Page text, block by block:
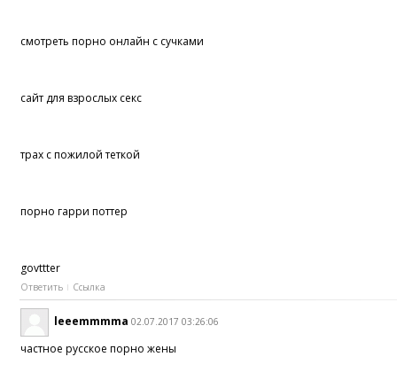
смотреть порно онлайн с сучками
сайт для взрослых секс
трах с пожилой теткой
порно гарри поттер
govttter
Ответить Ссылка
leeemmmma 02.07.2017 03:26:06
частное русское порно жены